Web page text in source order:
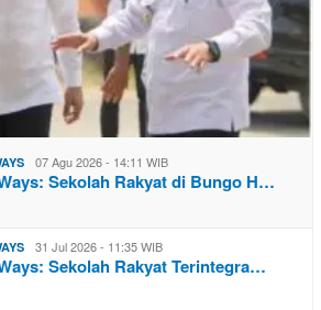
07 Agu 2026 - 14:11 WIB
Sekolah Rakyat di Bungo H…
31 Jul 2026 - 11:35 WIB
Sekolah Rakyat Terintegra…